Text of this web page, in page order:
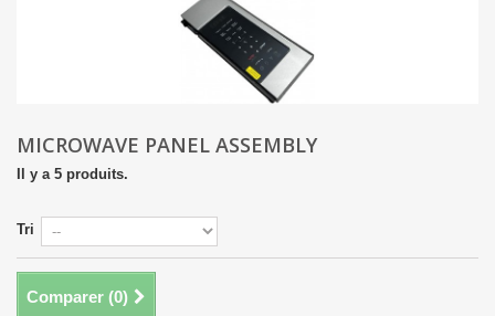
MICROWAVE PANEL ASSEMBLY
Il y a 5 produits.
Tri
Comparer (0)